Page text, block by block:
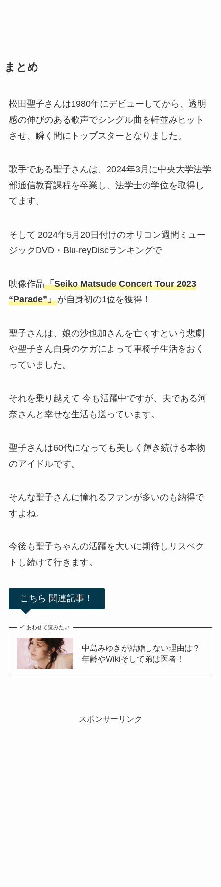
まとめ
松田聖子さんは1980年にデビューしてから、透明
感の伸びのある歌声でシングル曲を軒並みヒット
させ、瞬く間にトップスターとなりました。
歌手である聖子さんは、2024年3月に中央大学法学
部通信教育課程を卒業し、法学士の学位を取得し
てます。
そして 2024年5月20日付けのオリコン週間ミュー
ジックDVD・Blu-reyDiscランキングで
映像作品「Seiko Matsude Concert Tour 2023
“Parade”」が自身初の1位を獲得！
聖子さんは、娘の沙也加さんを亡くすという悲劇
や聖子さん自身のケガによって車椅子生活をおく
っていました。
それを乗り越えて 今も活躍中ですが、夫である河
奈さんと幸せな生活も送っています。
聖子さんは60代になっても美しく輝き続ける本物
のアイドルです。
そんな聖子さんに憧れるファンが多いのも納得で
すよね。
今後も聖子ちゃんの活躍を大いに期待しリスペク
トし続けて行きます。
こちら 関連記事！
あわせて読みたい
中島みゆきが結婚しない理由は？
年齢やWikiそして弟は医者！
スポンサーリンク